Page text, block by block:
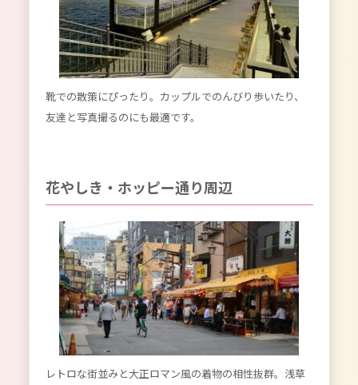
靴での散策にぴったり。カップルでのんびり歩いたり、
友達と写真撮るのにも最適です。
花やしき・ホッピー通り周辺
レトロな街並みと大正ロマン風の着物の相性抜群。浅草